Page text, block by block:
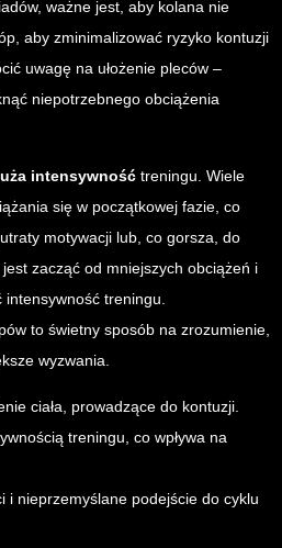
ważne jest, aby kolana nie
aby zminimalizować ryzyko kontuzji
uwagę na ułożenie pleców –
niepotrzebnego obciążenia
intensywność treningu. Wiele
się w początkowej fazie, co
motywacji lub, co gorsza, do
zacząć od mniejszych obciążeń i
treningu.
to świetny sposób na zrozumienie,
wyzwania.
ciała, prowadzące do kontuzji.
treningu, co wpływa na
i nieprzemyślane podejście do cyklu